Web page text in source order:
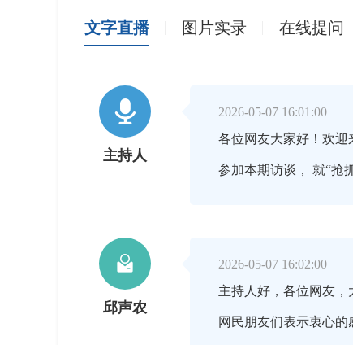
文字直播 图片实录 在线提问

主持人
2026-05-07 16:01:00
各位网友大家好！欢
参加本期访谈， 就“抢

邱声农
2026-05-07 16:02:00
主持人好，各位网友
网民朋友们表示衷心